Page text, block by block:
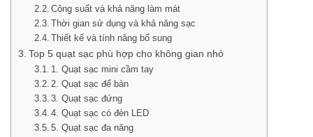
Công suất và khả năng làm mát
Thời gian sử dụng và khả năng sạc
Thiết kế và tính năng bổ sung
Top 5 quạt sạc phù hợp cho không gian nhỏ
1. Quạt sạc mini cầm tay
2. Quạt sạc để bàn
3. Quạt sạc đứng
4. Quạt sạc có đèn LED
5. Quạt sạc đa năng